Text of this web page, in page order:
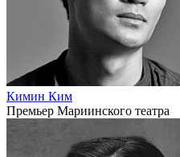
Кимин Ким
Премьер Мариинского театра